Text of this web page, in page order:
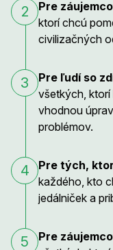
2 Pre
ktorí chcú
civilizačných
3 Pre ľudí so
všetkých,
vhodnou
problémov.
4 Pre tých,
každého, kto
jedálniček a
5 Pre